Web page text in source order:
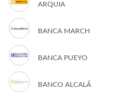
ARQUIA
BANCA MARCH
BANCA PUEYO
BANCO ALCALÁ